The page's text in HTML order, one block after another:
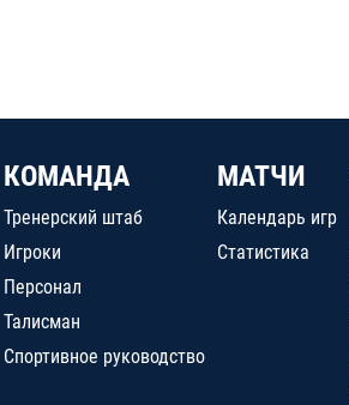
КОМАНДА
Тренерский штаб
Игроки
Персонал
Талисман
Спортивное руководство
МАТЧИ
Календарь игр
Статистика